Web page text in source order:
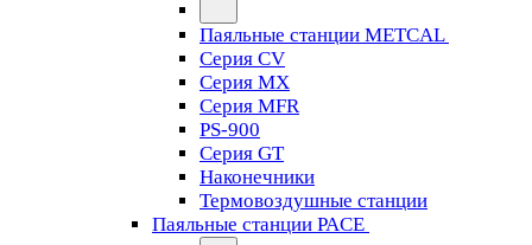
Паяльные станции METCAL
Серия CV
Серия MX
Серия MFR
PS-900
Серия GT
Наконечники
Термовоздушные станции
Паяльные станции PACE